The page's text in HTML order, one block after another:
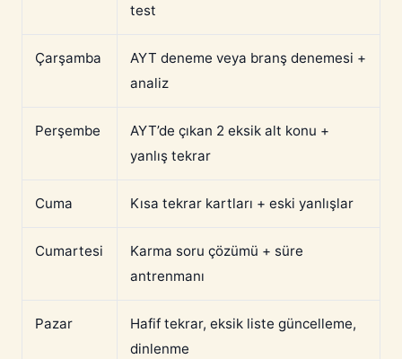
test
Çarşamba
AYT deneme veya branş denemesi +
analiz
Perşembe
AYT’de çıkan 2 eksik alt konu +
yanlış tekrar
Cuma Kısa tekrar kartları + eski yanlışlar
Cumartesi
Karma soru çözümü + süre
antrenmanı
Pazar
Hafif tekrar, eksik liste güncelleme,
dinlenme